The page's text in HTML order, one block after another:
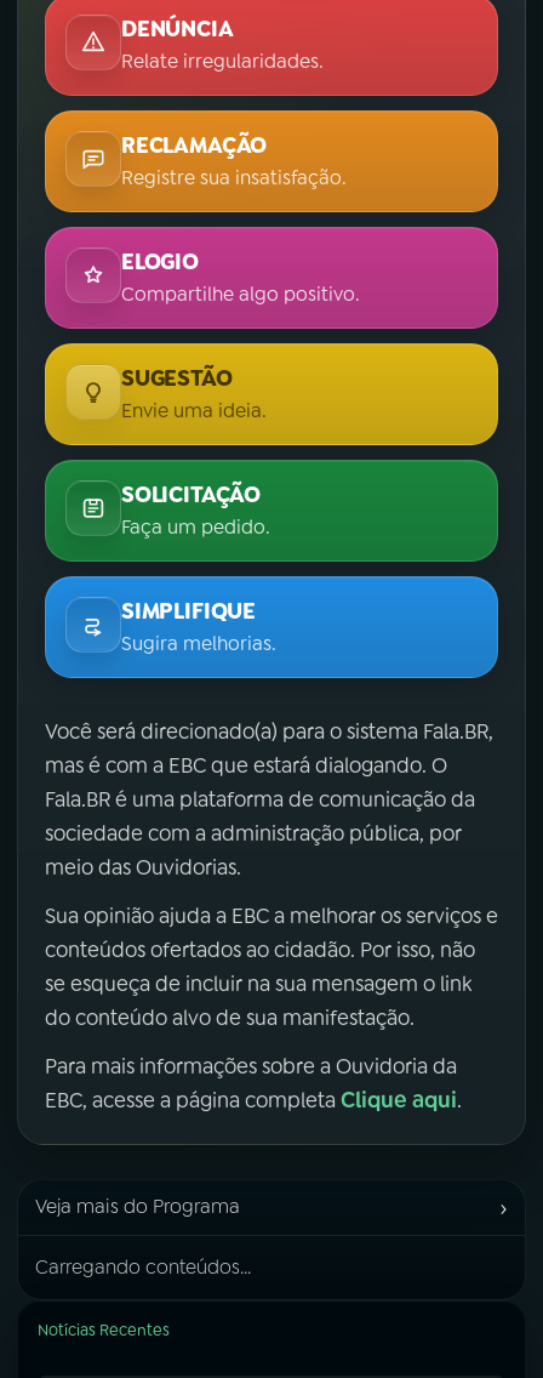
DENÚNCIA
Relate irregularidades.
RECLAMAÇÃO
Registre sua insatisfação.
ELOGIO
Compartilhe algo positivo.
SUGESTÃO
Envie uma ideia.
SOLICITAÇÃO
Faça um pedido.
SIMPLIFIQUE
Sugira melhorias.
Você será direcionado(a) para o sistema Fala.BR,
mas é com a EBC que estará dialogando. O
Fala.BR é uma plataforma de comunicação da
sociedade com a administração pública, por
meio das Ouvidorias.
Sua opinião ajuda a EBC a melhorar os serviços e
conteúdos ofertados ao cidadão. Por isso, não
se esqueça de incluir na sua mensagem o link
do conteúdo alvo de sua manifestação.
Para mais informações sobre a Ouvidoria da
EBC, acesse a página completa Clique aqui.
Veja mais do Programa ›
Carregando conteúdos...
Notícias Recentes